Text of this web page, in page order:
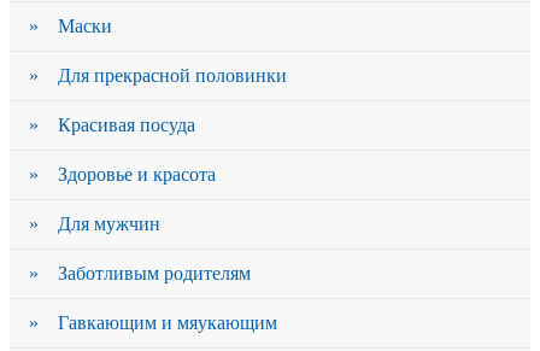
» Маски
» Для прекрасной половинки
» Красивая посуда
» Здоровье и красота
» Для мужчин
» Заботливым родителям
» Гавкающим и мяукающим